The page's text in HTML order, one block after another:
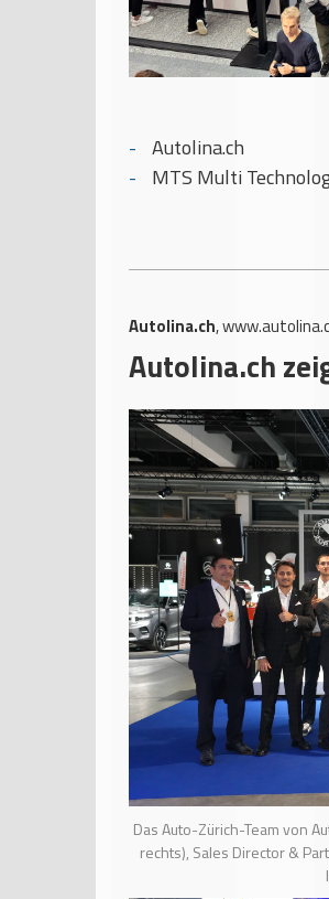
Autolina.ch
MTS Multi
Autolina.ch,
Autolina.ch
Das Auto-Zürich-Team von
rechts), Sales Director &